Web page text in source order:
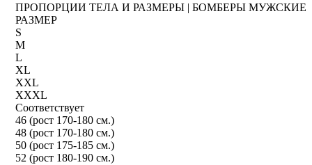
ПРОПОРЦИИ ТЕЛА И РАЗМЕРЫ | БОМБЕРЫ МУЖСКИЕ
РАЗМЕР
S
M
L
XL
XXL
XXXL
Соответствует
46 (рост 170-180 см.)
48 (рост 170-180 см.)
50 (рост 175-185 см.)
52 (рост 180-190 см.)